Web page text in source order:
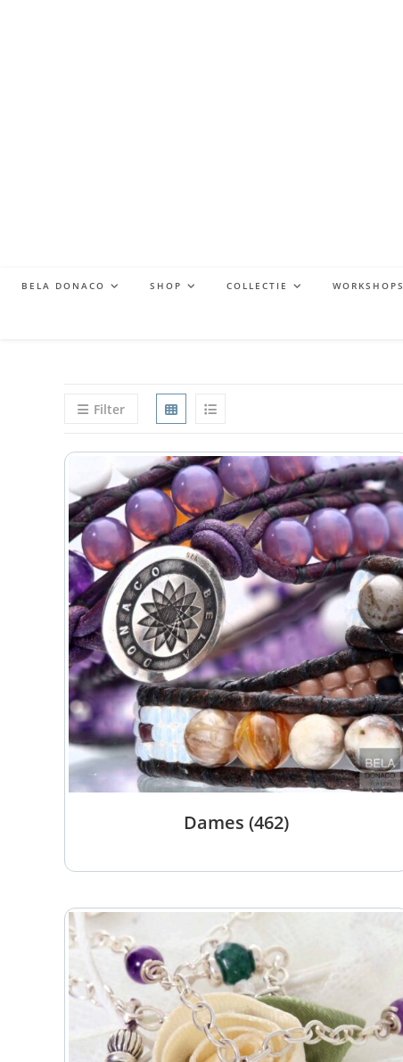
BELA DONACO SHOP COLLECTIE WORKSHOPS
Filter
Dames(462)